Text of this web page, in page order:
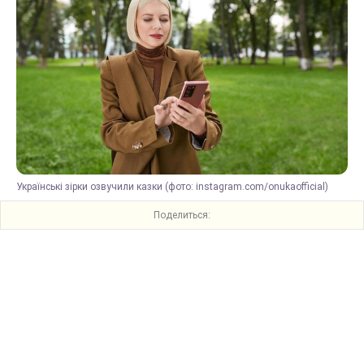
Українські зірки озвучили казки (фото: instagram.com/onukaofficial)
Поделиться: